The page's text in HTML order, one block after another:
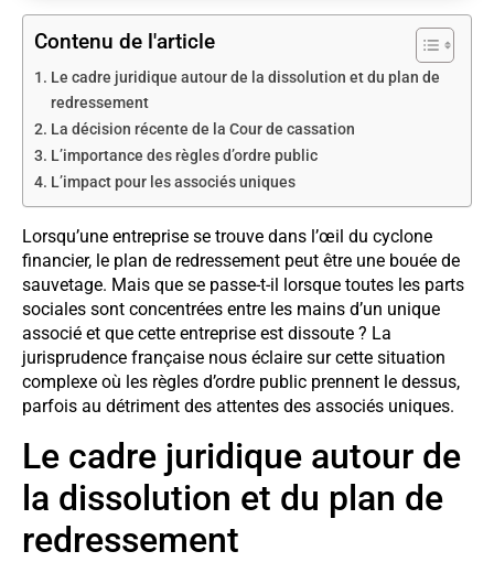
Contenu de l'article
Le cadre juridique autour de la dissolution et du plan de
redressement
La décision récente de la Cour de cassation
L’importance des règles d’ordre public
L’impact pour les associés uniques
Lorsqu’une entreprise se trouve dans l’œil du cyclone
financier, le plan de redressement peut être une bouée de
sauvetage. Mais que se passe-t-il lorsque toutes les parts
sociales sont concentrées entre les mains d’un unique
associé et que cette entreprise est dissoute ? La
jurisprudence française nous éclaire sur cette situation
complexe où les règles d’ordre public prennent le dessus,
parfois au détriment des attentes des associés uniques.
Le cadre juridique autour de
la dissolution et du plan de
redressement